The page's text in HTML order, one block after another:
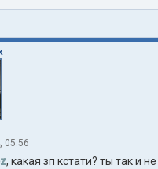
05:56
, какая зп кстати? ты так и